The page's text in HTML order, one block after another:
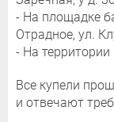
- На площадке
Отрадное, ул.
- На
Все купели
и отвечают